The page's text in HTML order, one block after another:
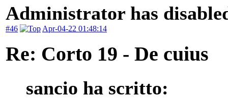
Administrator has
#46 Apr-04-22 01:48:14
Re: Corto 19 - De cuius
sancio ha scritto: